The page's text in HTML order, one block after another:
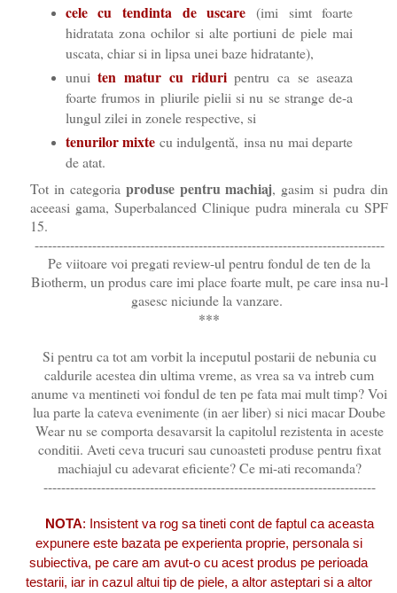
cele cu tendinta de uscare (imi simt foarte
hidratata zona ochilor si alte portiuni de piele mai
uscata, chiar si in lipsa unei baze hidratante),
unuiten matur cu riduri pentru ca se aseaza
foarte frumos in pliurile pielii si nu se strange de-a
lungul zilei in zonele respective, si
tenurilor mixte cu indulgentă, insa nu mai departe
de atat.
Tot in categoria produse pentru machiaj, gasim si pudra din
aceeasi gama, Superbalanced Clinique pudra minerala cu SPF
15.
-------------------------------------------------------------------------------
Pe viitoare voi pregati review-ul pentru fondul de ten de la
Biotherm, un produs care imi place foarte mult, pe care insa nu-l
gasesc niciunde la vanzare.
***
Si pentru ca tot am vorbit la inceputul postarii de nebunia cu
caldurile acestea din ultima vreme, as vrea sa va intreb cum
anume va mentineti voi fondul de ten pe fata mai mult timp? Voi
lua parte la cateva evenimente (in aer liber) si nici macar Doube
Wear nu se comporta desavarsit la capitolul rezistenta in aceste
conditii. Aveti ceva trucuri sau cunoasteti produse pentru fixat
machiajul cu adevarat eficiente? Ce mi-ati recomanda?
---------------------------------------------------------------------------
NOTA: Insistent va rog sa tineti cont de faptul ca aceasta
expunere este bazata pe experienta proprie, personala si
subiectiva, pe care am avut-o cu acest produs pe perioada
testarii, iar in cazul altui tip de piele, a altor asteptari si a altor